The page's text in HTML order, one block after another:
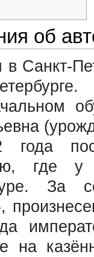
об
в Санкт-
где у
За
на